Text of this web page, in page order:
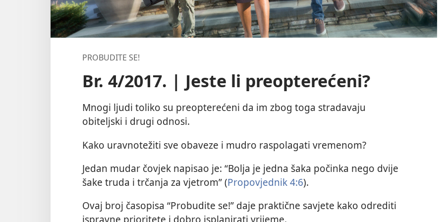
PROBUDITE SE!
Br. 4/2017. | Jeste li preopterećeni?
Mnogi ljudi toliko su preopterećeni da im zbog toga stradavaju
obiteljski i drugi odnosi.
Kako uravnotežiti sve obaveze i mudro raspolagati vremenom?
Jedan mudar čovjek napisao je: “Bolja je jedna šaka počinka nego dvije
šake truda i trčanja za vjetrom” (Propovjednik 4:6).
Ovaj broj časopisa “Probudite se!” daje praktične savjete kako odrediti
ispravne prioritete i dobro isplanirati vrijeme.